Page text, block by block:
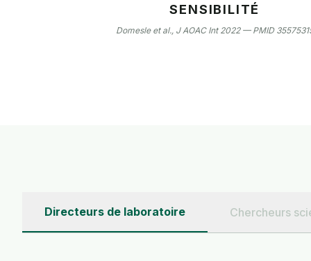
SENSIBILITÉ
Domesle et al., J AOAC Int 2022 — PMID
Directeurs de laboratoire Chercheurs